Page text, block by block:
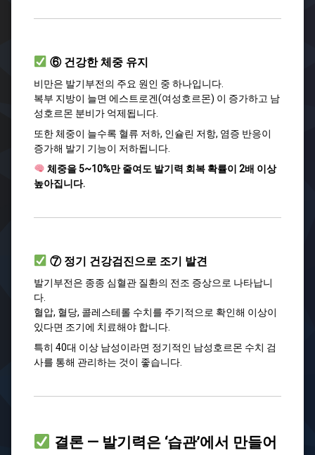
⑥ 건강한 체중 유지
비만은 발기부전의 주요 원인 중 하나입니다.
복부 지방이 늘면 에스트로겐(여성호르몬) 이 증가하고 남
성호르몬 분비가 억제됩니다.
또한 체중이 늘수록 혈류 저하, 인슐린 저항, 염증 반응이
증가해 발기 기능이 저하됩니다.
체중을 5~10%만 줄여도 발기력 회복 확률이 2배 이상
높아집니다.
⑦ 정기 건강검진으로 조기 발견
발기부전은 종종 심혈관 질환의 전조 증상으로 나타납니
다.
혈압, 혈당, 콜레스테롤 수치를 주기적으로 확인해 이상이
있다면 조기에 치료해야 합니다.
특히 40대 이상 남성이라면 정기적인 남성호르몬 수치 검
사를 통해 관리하는 것이 좋습니다.
결론 — 발기력은 ‘습관’에서 만들어